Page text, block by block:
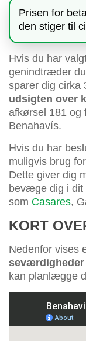
Prisen for
den stiger til
Hvis du har
genindtræder
sparer dig cirka
udsigten over
afkørsel 181 og
Benahavís.
Hvis du har
muligvis brug
Dette giver dig
bevæge dig i dit
som Casares,
KORT
Nedenfor vises
seværdigheder
kan planlægge